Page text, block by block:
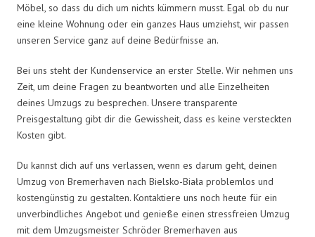
Möbel, so dass du dich um nichts kümmern musst. Egal ob du nur
eine kleine Wohnung oder ein ganzes Haus umziehst, wir passen
unseren Service ganz auf deine Bedürfnisse an.
Bei uns steht der Kundenservice an erster Stelle. Wir nehmen uns
Zeit, um deine Fragen zu beantworten und alle Einzelheiten
deines Umzugs zu besprechen. Unsere transparente
Preisgestaltung gibt dir die Gewissheit, dass es keine versteckten
Kosten gibt.
Du kannst dich auf uns verlassen, wenn es darum geht, deinen
Umzug von Bremerhaven nach Bielsko-Biała problemlos und
kostengünstig zu gestalten. Kontaktiere uns noch heute für ein
unverbindliches Angebot und genieße einen stressfreien Umzug
mit dem Umzugsmeister Schröder Bremerhaven aus